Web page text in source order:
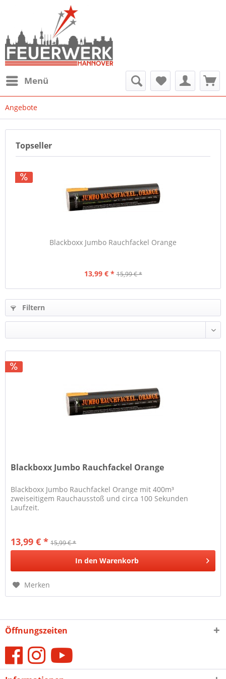
Menü
Angebote
Topseller
Blackboxx Jumbo Rauchfackel Orange
13,99 € * 15,99 € *
Filtern
Blackboxx Jumbo Rauchfackel Orange
Blackboxx Jumbo Rauchfackel Orange mit 400m³
zweiseitigem Rauchausstoß und circa 100 Sekunden
Laufzeit.
13,99 € * 15,99 € *
In den Warenkorb
Merken
Öffnungszeiten